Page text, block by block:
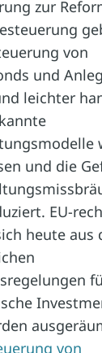
zur
von
und
leichter
und die
EU-
heute aus
von